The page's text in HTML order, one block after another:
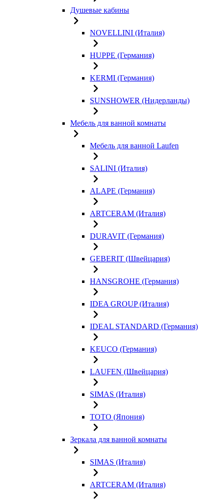
Душевые кабины
NOVELLINI (Италия)
HUPPE (Германия)
KERMI (Германия)
SUNSHOWER (Нидерланды)
Мебель для ванной комнаты
Мебель для ванной Laufen
SALINI (Италия)
ALAPE (Германия)
ARTCERAM (Италия)
DURAVIT (Германия)
GEBERIT (Швейцария)
HANSGROHE (Германия)
IDEA GROUP (Италия)
IDEAL STANDARD (Германия)
KEUCO (Германия)
LAUFEN (Швейцария)
SIMAS (Италия)
TOTO (Япония)
Зеркала для ванной комнаты
SIMAS (Италия)
ARTCERAM (Италия)